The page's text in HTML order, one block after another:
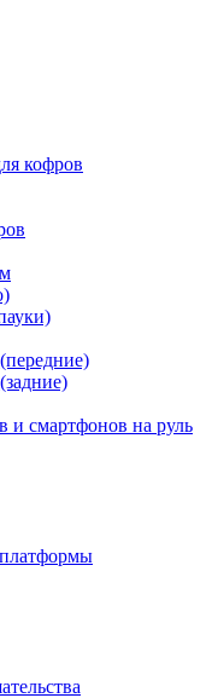
кофров
и смартфонов на руль